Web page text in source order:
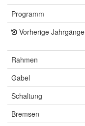
Programm
Vorherige Jahrgänge
Rahmen
Gabel
Schaltung
Bremsen